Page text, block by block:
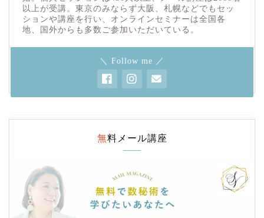
以上が受講。東京のみならず大阪、札幌などでもセッ
ションや講座を行い、オンラインセミナーは全国各
地、国外からも多数ご参加いただいている。
＼ Follow me ／
無料メール講座